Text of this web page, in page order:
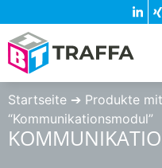
Startseite ➔ Produkte
“Kommunikationsmodul”